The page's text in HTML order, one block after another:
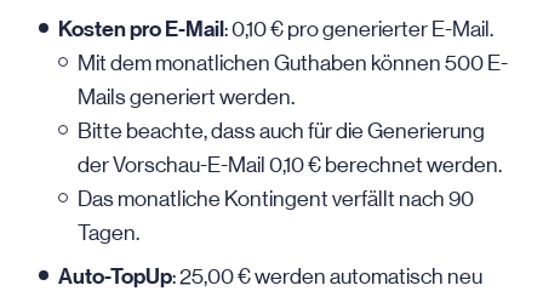
Kosten proE-Mail: 0,10 € pro generierter E-Mail.
Mit dem monatlichen Guthaben können 500 E-
Mails generiert werden.
Bitte beachte, dass auch für die Generierung
der Vorschau-E-Mail 0,10 € berechnet werden.
Das monatliche Kontingent verfällt nach 90
Tagen.
Auto-TopUp: 25,00 € werden automatisch neu